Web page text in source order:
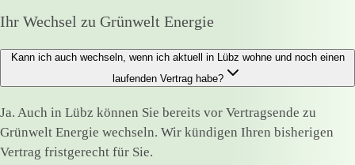
Ihr Wechsel zu Grünwelt Energie
Kann ich auch wechseln, wenn ich aktuell in Lübz wohne und noch einen
laufenden Vertrag habe?
Ja. Auch in Lübz können Sie bereits vor Vertragsende zu
Grünwelt Energie wechseln. Wir kündigen Ihren bisherigen
Vertrag fristgerecht für Sie.